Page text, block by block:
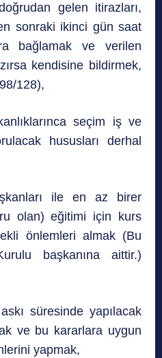
gelen itirazları,
sonraki ikinci gün saat
bağlamak ve verilen
kendisine bildirmek,
128),
seçim iş ve
hususları derhal
ile en az birer
olan) eğitimi için kurs
önlemleri almak (Bu
başkanına aittir.)
süresinde yapılacak
ve bu kararlara uygun
yapmak,